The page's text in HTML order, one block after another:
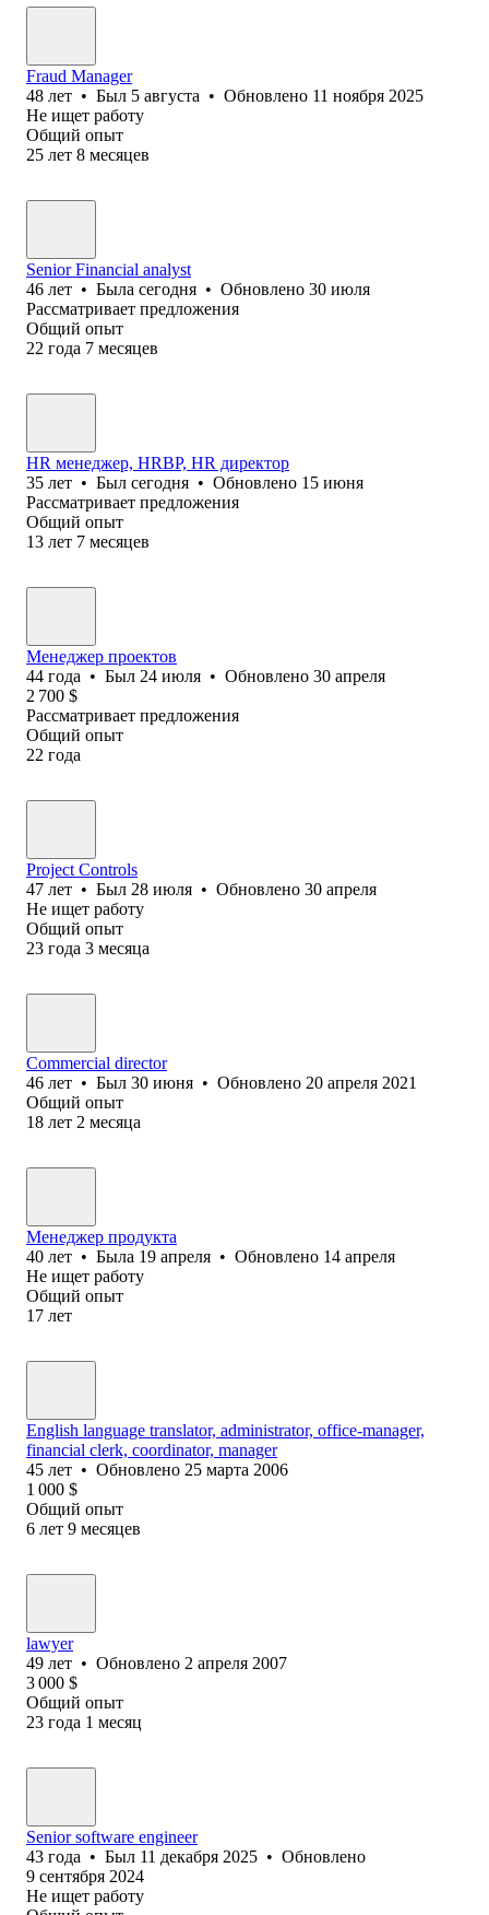
Fraud Manager
48 лет • Был 5 августа • Обновлено 11 ноября 2025
Не ищет работу
Общий опыт
25 лет 8 месяцев
Senior Financial analyst
46 лет • Была сегодня • Обновлено 30 июля
Рассматривает предложения
Общий опыт
22 года 7 месяцев
HR менеджер, HRBP, HR директор
35 лет • Был сегодня • Обновлено 15 июня
Рассматривает предложения
Общий опыт
13 лет 7 месяцев
Менеджер проектов
44 года • Был 24 июля • Обновлено 30 апреля
2 700 $
Рассматривает предложения
Общий опыт
22 года
Project Controls
47 лет • Был 28 июля • Обновлено 30 апреля
Не ищет работу
Общий опыт
23 года 3 месяца
Commercial director
46 лет • Был 30 июня • Обновлено 20 апреля 2021
Общий опыт
18 лет 2 месяца
Менеджер продукта
40 лет • Была 19 апреля • Обновлено 14 апреля
Не ищет работу
Общий опыт
17 лет
English language translator, administrator, office-manager,
financial clerk, coordinator, manager
45 лет • Обновлено 25 марта 2006
1 000 $
Общий опыт
6 лет 9 месяцев
lawyer
49 лет • Обновлено 2 апреля 2007
3 000 $
Общий опыт
23 года 1 месяц
Senior software engineer
43 года • Был 11 декабря 2025 • Обновлено
9 сентября 2024
Не ищет работу